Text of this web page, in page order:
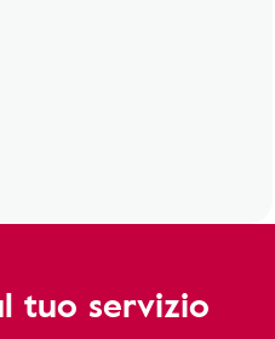
tuo servizio